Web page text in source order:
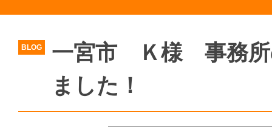
一宮市 Ｋ様 事務所
ました！
BLOG